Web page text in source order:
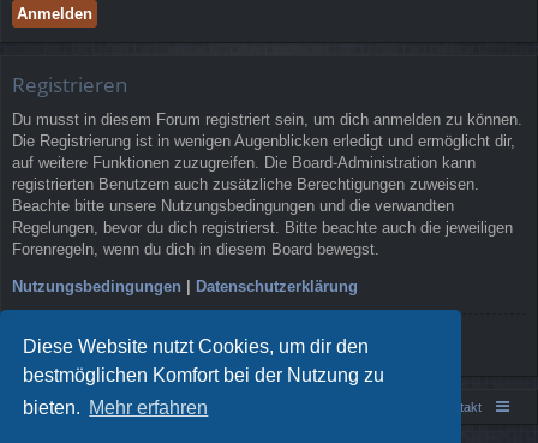
Diese Website nutzt Cookies, um dir den
bestmöglichen Komfort bei der Nutzung zu
bieten. Mehr erfahren
Registrieren
Du musst in diesem Forum registriert sein, um dich anmelden zu können.
Die Registrierung ist in wenigen Augenblicken erledigt und ermöglicht dir,
auf weitere Funktionen zuzugreifen. Die Board-Administration kann
registrierten Benutzern auch zusätzliche Berechtigungen zuweisen.
Beachte bitte unsere Nutzungsbedingungen und die verwandten
Regelungen, bevor du dich registrierst. Bitte beachte auch die jeweiligen
Forenregeln, wenn du dich in diesem Board bewegst.
Nutzungsbedingungen | Datenschutzerklärung
Registrieren
Portal Foren-Übersicht Kontakt